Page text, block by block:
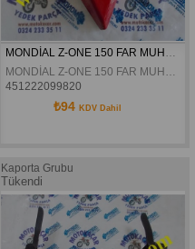
MONDİAL Z-ONE 150 FAR MUHAFAZA SAĞ ORJİNAL
MONDİAL Z-ONE 150 FAR MUHAFAZA SAĞ ORJİNAL
451222099820
₺94 KDV Dahil
Kaporta Grubu
Tükendi